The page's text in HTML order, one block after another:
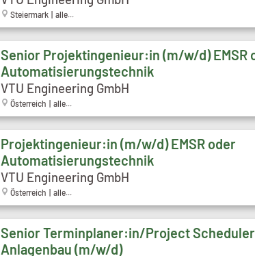
Steiermark | alle...
Senior Projektingenieur:in (m/w/d) EMSR
Automatisierungstechnik
VTU Engineering GmbH
Österreich | alle...
Projektingenieur:in (m/w/d) EMSR oder
Automatisierungstechnik
VTU Engineering GmbH
Österreich | alle...
Senior Terminplaner:in/Project Scheduler
Anlagenbau (m/w/d)